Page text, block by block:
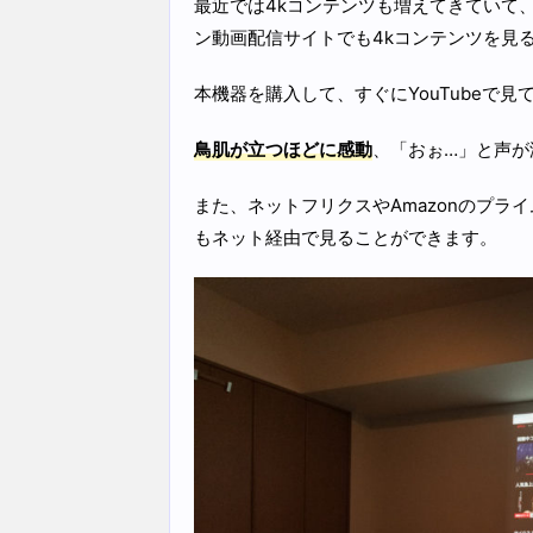
最近では4kコンテンツも増えてきていて
ン動画配信サイトでも4kコンテンツを見
本機器を購入して、すぐにYouTubeで見
鳥肌が立つほどに感動、「おぉ…」と声
また、ネットフリクスやAmazonのプラ
もネット経由で見ることができます。